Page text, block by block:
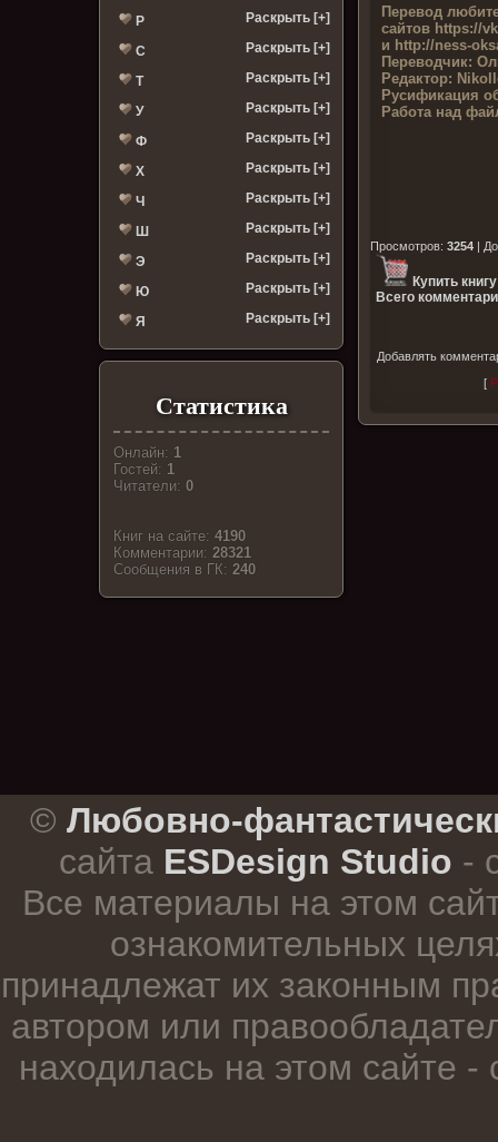
Р Раскрыть [+]
С Раскрыть [+]
Т Раскрыть [+]
У Раскрыть [+]
Ф Раскрыть [+]
Х Раскрыть [+]
Ч Раскрыть [+]
Ш Раскрыть [+]
Э Раскрыть [+]
Ю Раскрыть [+]
Я Раскрыть [+]
Статистика
Онлайн: 1
Гостей: 1
Читатели:0
Книг на сайте:4190
Комментарии:28321
Cообщения в ГК:240
Перевод
сайтов https://
и http://ness-
Переводчик:
Редактор:
Русификация
Работа над
Просмотров:3254 |
Купить
Всего
Добавлять
[
© Любовно-
сайта ESDesign Studio -
Все материалы на этом
ознакомительных
принадлежат их законным
автором или
находилась на этом сайте